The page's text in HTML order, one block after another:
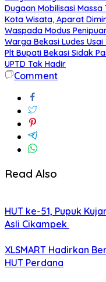
Dugaan Mobilisasi
Kota Wisata, Aparat
Waspada Modus
Warga Bekasi Ludes Usai
Plt Bupati Bekasi Sidak
UPTD Tak Hadir
Comment
Read Also
HUT ke-51, Pupuk
Asli Cikampek
XLSMART Hadirkan
HUT Perdana